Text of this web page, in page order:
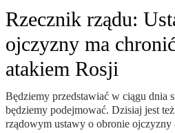
Rzecznik rządu:
ojczyzny ma
atakiem Rosji
Będziemy przedstawiać w ciągu dnia
będziemy podejmować. Dzisiaj jest
rządowym ustawy o obronie